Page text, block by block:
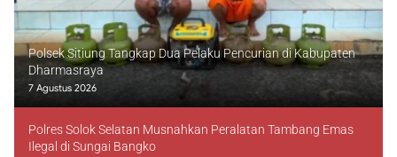
Polsek Sitiung Tangkap Dua Pelaku Pencurian di Kabupaten
Dharmasraya
7 Agustus 2026
Polres Solok Selatan Musnahkan Peralatan Tambang Emas
Ilegal di Sungai Bangko